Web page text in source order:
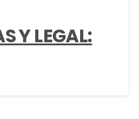
Y LEGAL: